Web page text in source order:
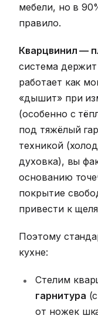
мебели, но в
правило.
Кварцвинил —
система
работает как
«дышит» при
(особенно с
под тяжёлый
техникой
духовка), вы
основанию
покрытие
привести к
Поэтому
кухне:
Стелим
гарнитура
от ножек